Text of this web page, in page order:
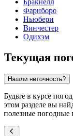
Бракнелл
Фарнборо
Ньюбери
Винчестер
Одихэм
Текущая
Нашли неточность?
Будьте в курсе
этом разделе вы
полезные погодные